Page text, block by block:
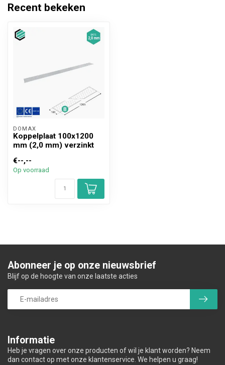
Recent bekeken
DOMAX
Koppelplaat 100x1200
mm (2,0 mm) verzinkt
€--,--
Op voorraad
Informatie
Heb je vragen over onze producten of wil je klant worden? Neem
dan contact op met onze klantenservice. We helpen u graag!
Abonneer je op onze nieuwsbrief
Blijf op de hoogte van onze laatste acties